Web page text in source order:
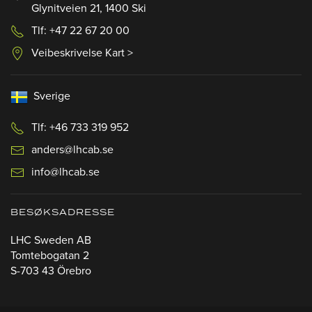
Glynitveien 21, 1400 Ski
Tlf: +47 22 67 20 00
Veibeskrivelse Kart >
Sverige
Tlf: +46 733 319 952
anders@lhcab.se
info@lhcab.se
BESØKSADRESSE
LHC Sweden AB
Tomtebogatan 2
S-703 43 Örebro